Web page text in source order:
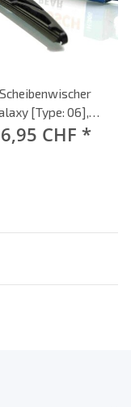
[Type: 06],
bis 06/2014, Heck-
hinten
CHF *